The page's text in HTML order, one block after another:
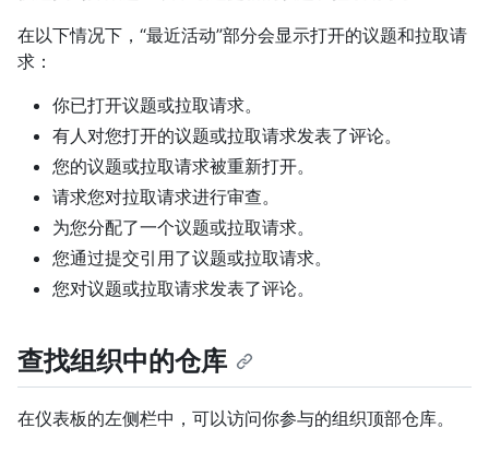
在以下情况下，“最近活动”部分会显示打开的议题和拉取请
求：
你已打开议题或拉取请求。
有人对您打开的议题或拉取请求发表了评论。
您的议题或拉取请求被重新打开。
请求您对拉取请求进行审查。
为您分配了一个议题或拉取请求。
您通过提交引用了议题或拉取请求。
您对议题或拉取请求发表了评论。
查找组织中的仓库
在仪表板的左侧栏中，可以访问你参与的组织顶部仓库。